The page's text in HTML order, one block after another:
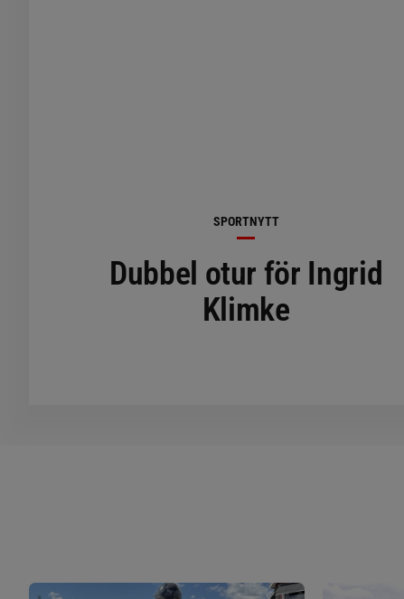
SPORTNYTT
Dubbel otur för Ingrid
Klimke